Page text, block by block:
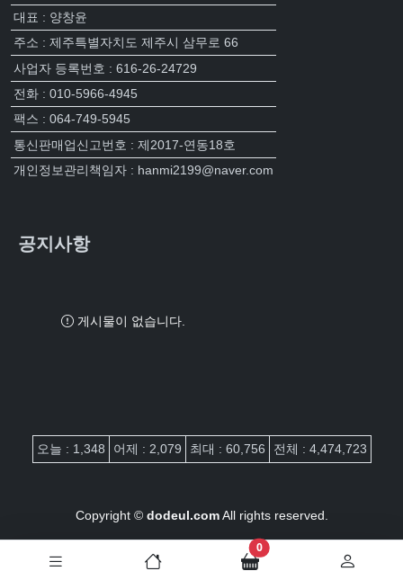
대표 : 양창윤
주소 : 제주특별자치도 제주시 삼무로 66
사업자 등록번호 : 616-26-24729
전화 : 010-5966-4945
팩스 : 064-749-5945
통신판매업신고번호 : 제2017-연동18호
개인정보관리책임자 : hanmi2199@naver.com
공지사항
게시물이 없습니다.
접속자집계
오늘 : 1,348 어제 : 2,079 최대 : 60,756 전체 : 4,474,723
Copyright © dodeul.comAll rights reserved.
0장바구니 담은 개수